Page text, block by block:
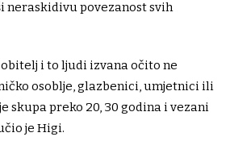
neraskidivu povezanost svih
i to ljudi izvana očito ne
osoblje, glazbenici, umjetnici ili
skupa preko 20, 30 godina i vezani
je Higi.